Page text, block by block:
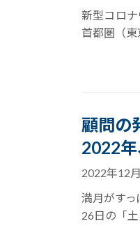
新型コロ
首都圏（
顧問の
2022
2022年12
満月がす
26日の「